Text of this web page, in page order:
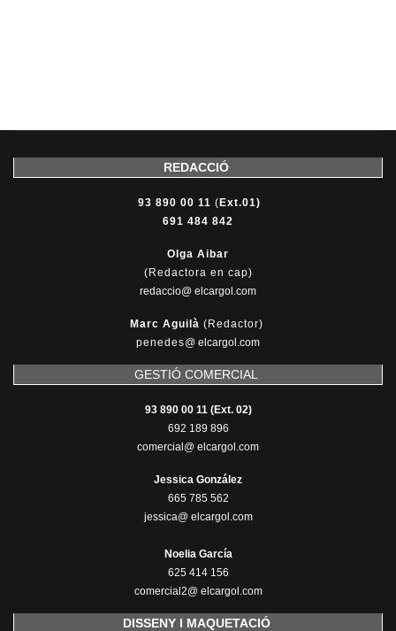
REDACCIÓ
93 890 00 11 ( Ext.01)
691 484 842
Olga Aibar
(Redactora en cap)
redaccio@ elcargol.com
Marc Aguilà (Redactor)
penedes@ elcargol.com
GESTIÓ COMERCIAL
93 890 00 11 (Ext. 02)
692 189 896
comercial@ elcargol.com
Jessica González
665 785 562
jessica@ elcargol.com
Noelia García
625 414 156
comercial2@ elcargol.com
DISSENY I MAQUETACIÓ